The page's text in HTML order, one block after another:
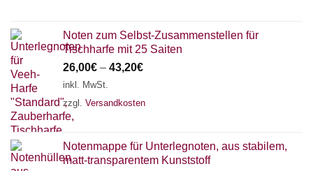
Noten zum Selbst-Zusammenstellen für
Tischharfe mit 25 Saiten
26,00€ – 43,20€
inkl. MwSt.
zzgl. Versandkosten
Notenmappe für Unterlegnoten, aus stabilem,
matt-transparentem Kunststoff